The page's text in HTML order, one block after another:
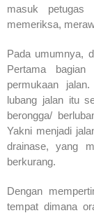
masuk
memeriksa,
Pada umumnya,
Pertama
permukaan
lubang jalan itu
berongga/
Yakni menjadi
drainase, yang
berkurang.
Dengan
tempat dimana